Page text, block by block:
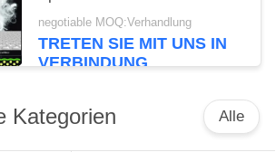
negotiable MOQ:Verhandlung
TRETEN SIE MIT UNS IN
VERBINDUNG
Kategorien Alle